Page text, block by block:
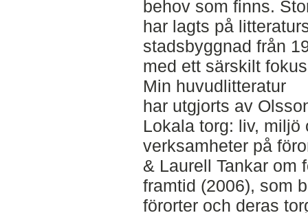
behov som finns.
har lagts på
stadsbyggnad från
med ett särskilt
Min huvudlitteratur
har utgjorts av
Lokala torg: liv, miljö
verksamheter på
& Laurell Tankar om
framtid (2006), som
förorter och deras